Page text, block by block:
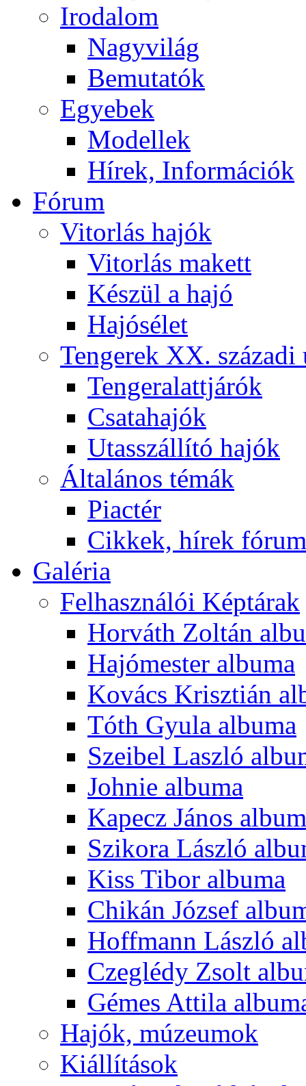
Irodalom
Nagyvilág
Bemutatók
Egyebek
Modellek
Hírek, Információk
Fórum
Vitorlás hajók
Vitorlás makett
Készül a hajó
Hajósélet
Tengerek XX. századi
Tengeralattjárók
Csatahajók
Utasszállító hajók
Általános témák
Piactér
Cikkek, hírek
Galéria
Felhasználói Képtárak
Horváth Zoltán
Hajómester albuma
Kovács Krisztián
Tóth Gyula albuma
Szeibel Laszló
Johnie albuma
Kapecz János
Szikora László
Kiss Tibor albuma
Chikán József
Hoffmann László
Czeglédy Zsolt
Gémes Attila
Hajók, múzeumok
Kiállítások